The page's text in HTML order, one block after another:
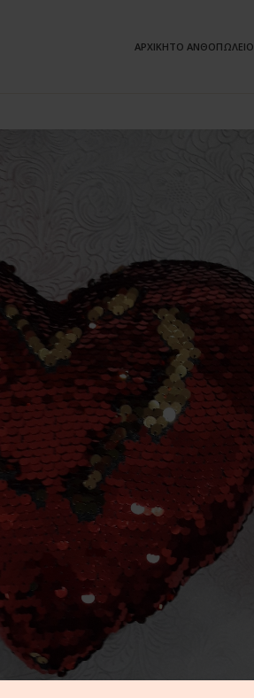
ΑΡΧΙΚΗΤΟ ΑΝΘΟΠΩΛΕΙΟ